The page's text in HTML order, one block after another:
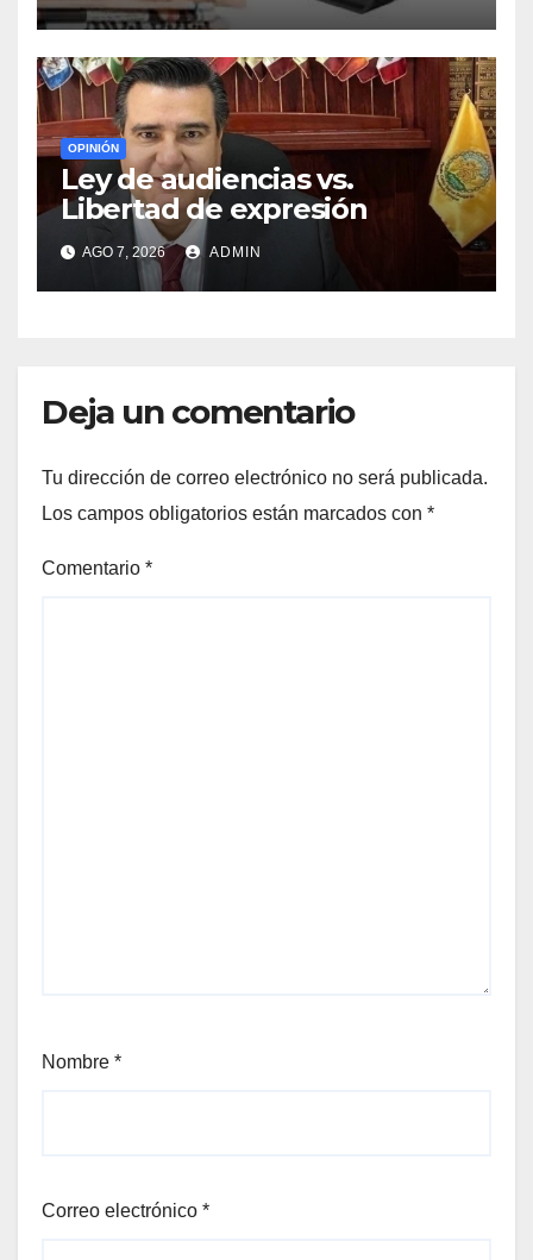
OPINIÓN
Ley de audiencias vs.
Libertad de expresión
AGO 7, 2026 ADMIN
Deja un comentario
Tu dirección de correo electrónico no será publicada.
Los campos obligatorios están marcados con *
Comentario *
Nombre *
Correo electrónico *